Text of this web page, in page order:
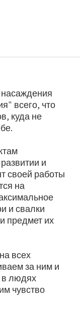
всего, что
куда не
и
своей работы
на
и свалки
предмет их
всех
за ним и
в людях
чувство